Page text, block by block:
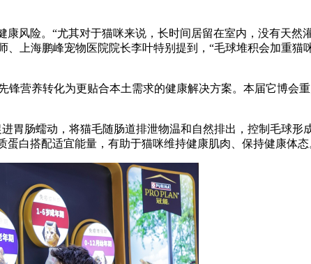
险。“尤其对于猫咪来说，长时间居留在室内，没有天然
上海鹏峰宠物医院院长李叶特别提到，“毛球堆积会加重猫
营养转化为更贴合本土需求的健康解决方案。本届它博会
肠蠕动，将猫毛随肠道排泄物温和自然排出，控制毛球形
白搭配适宜能量，有助于猫咪维持健康肌肉、保持健康体态